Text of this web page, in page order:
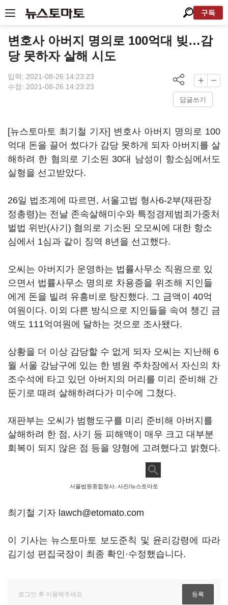
구독
변호사 아버지 명의로 100억대 빚…감
당 못하자 살해 시도
입력: 2021-08-26 14:23:23
수정: 2021-08-26 14:23:23
답글쓰기
[뉴스토마토 최기철 기자] 변호사 아버지 명의로 100
억대 돈을 끌어 썼다가 감당 못하게 되자 아버지를 살
해하려 한 혐의로 기소된 30대 남성이 항소심에서도
실형을 선고받았다.
26일 법조계에 따르면, 서울고법 형사6-2부(재판장
정총령)는 전날 존속살해미수와 특정경제범죄가중처
벌법 위반(사기) 혐의로 기소된 오모씨에 대한 항소
심에서 1심과 같이 징역 8년을 선고했다.
오씨는 아버지가 운영하는 법률사무소 직원으로 있
으면서 법률사무소 명의로 차용증을 위조해 지인들
에게 돈을 빌려 유흥비로 탕진했다. 그 금액이 40억
여원이다. 이외 다른 방식으로 지인들을 속여 챙긴 금
액도 111억여원에 달하는 것으로 조사됐다.
상황을 더 이상 감당할 수 없게 되자 오씨는 지난해 6
월 서울 강남구에 있는 한 병원 주차장에서 자신의 차
조수석에 타고 있던 아버지의 머리를 미리 준비해 간
둔기로 때려 살해하려다가 미수에 그쳤다.
재판부는 오씨가 범행도구를 미리 준비해 아버지를
살해하려 한 점, 사기 등 피해액이 매우 크고 대부분
회복이 되지 않은 점 등을 양형에 고려했다고 밝혔다.
서울법원종합청사. 사진/뉴스토마토
최기철 기자 lawch@etomato.com
이 기사는 뉴스토마토 보도준칙 및 윤리강령에 따라
김기성 편집국장이 최종 확인·수정했습니다.